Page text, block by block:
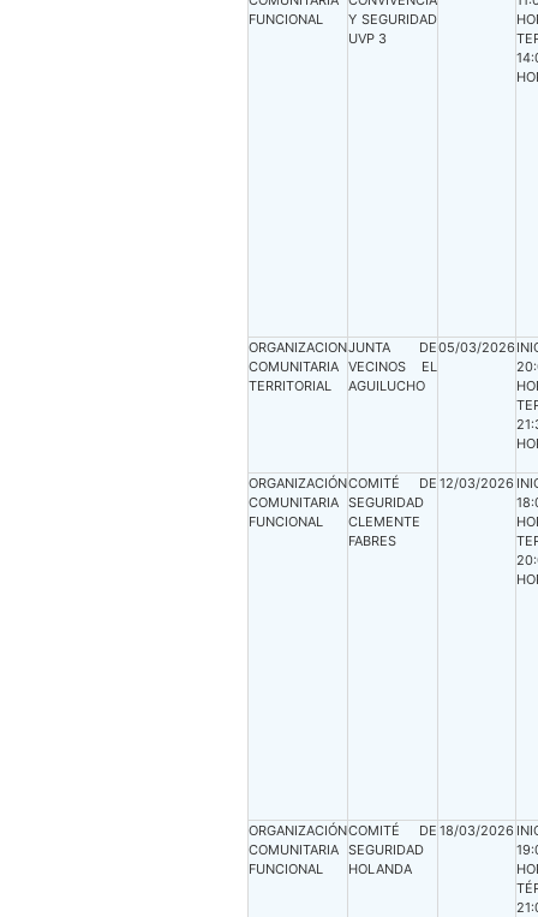
FUNCIONAL
Y SEGURIDAD
UVP 3
ORGANIZACION
COMUNITARIA
TERRITORIAL
JUNTA DE
VECINOS EL
AGUILUCHO
05/03/2026
ORGANIZACIÓN
COMUNITARIA
FUNCIONAL
COMITÉ DE
SEGURIDAD
CLEMENTE
FABRES
12/03/2026
ORGANIZACIÓN
COMUNITARIA
FUNCIONAL
COMITÉ DE
SEGURIDAD
HOLANDA
18/03/2026